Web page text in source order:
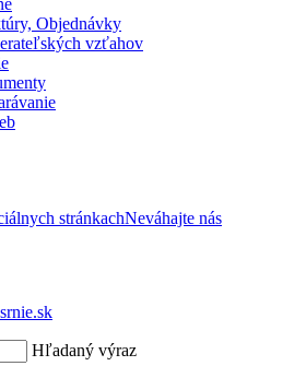
Objednávky
vzťahov
stránkachNeváhajte nás
Hľadaný výraz